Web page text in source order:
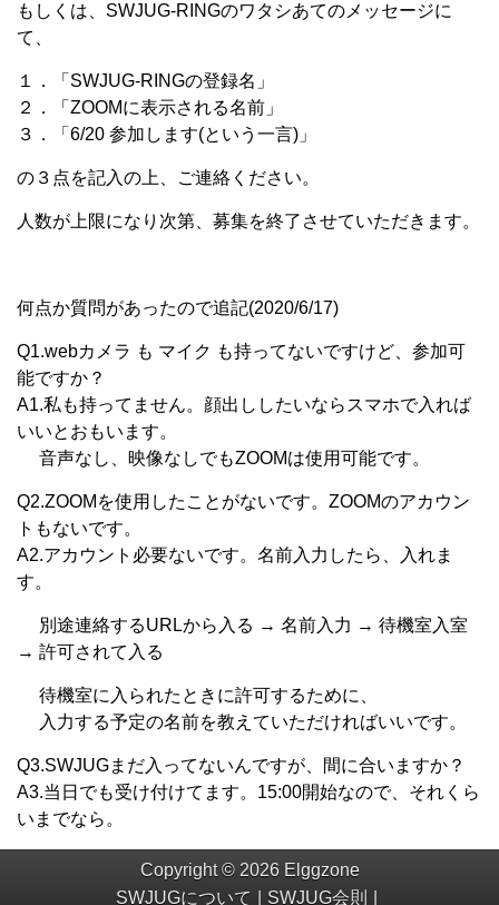
もしくは、SWJUG-RINGのワタシあてのメッセージに
て、
１．「SWJUG-RINGの登録名」
２．「ZOOMに表示される名前」
３．「6/20 参加します(という一言)」
の３点を記入の上、ご連絡ください。
人数が上限になり次第、募集を終了させていただきます。
何点か質問があったので追記(2020/6/17)
Q1.webカメラ も マイク も持ってないですけど、参加可
能ですか？
A1.私も持ってません。顔出ししたいならスマホで入れば
いいとおもいます。
音声なし、映像なしでもZOOMは使用可能です。
Q2.ZOOMを使用したことがないです。ZOOMのアカウン
トもないです。
A2.アカウント必要ないです。名前入力したら、入れま
す。
別途連絡するURLから入る → 名前入力 → 待機室入室
→ 許可されて入る
待機室に入られたときに許可するために、
入力する予定の名前を教えていただければいいです。
Q3.SWJUGまだ入ってないんですが、間に合いますか？
A3.当日でも受け付けてます。15:00開始なので、それくら
いまでなら。
Copyright © 2026 Elggzone
SWJUGについて
SWJUG会則